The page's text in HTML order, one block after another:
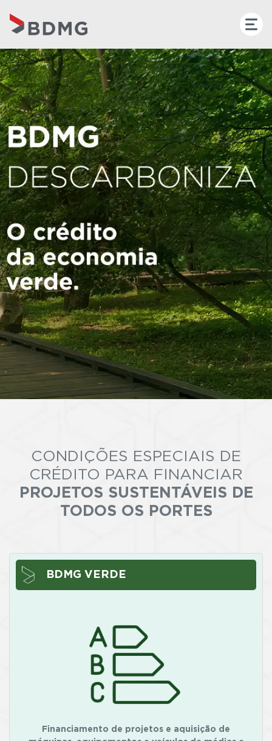
CONDIÇÕES ESPECIAIS DE
CRÉDITO PARA FINANCIAR
PROJETOS SUSTENTÁVEIS DE
TODOS OS PORTES
BDMG VERDE
Financiamento de projetos e aquisição de